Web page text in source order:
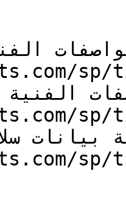
sp/
sp/
sp/